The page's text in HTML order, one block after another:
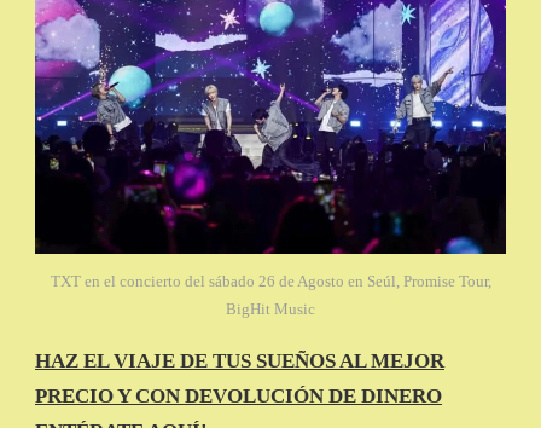
TXT en el concierto del sábado 26 de Agosto en Seúl, Promise Tour,
BigHit Music
HAZ EL VIAJE DE TUS SUEÑOS AL MEJOR
PRECIO Y CON DEVOLUCIÓN DE DINERO